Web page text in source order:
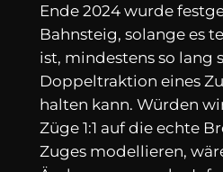
Ende 2024 wurde
Bahnsteig, solange es
ist, mindestens so lang
Doppeltraktion eines
halten kann. Würden
Züge 1:1 auf die echte
Zuges modellieren,